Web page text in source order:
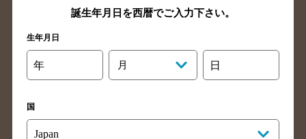
香川県のバー検索
愛媛県のバー検索
高知県のバー検索
長崎県のバー検索
佐賀県のバー検索
大分県のバー検索
熊本県のバー検索
沖縄県のバー検索
誕生年月日を西暦でご入力下さい。
生年月日
年 月 日
国